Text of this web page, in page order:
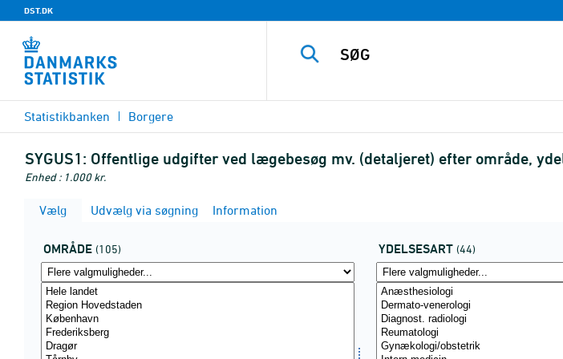
DST.DK
Statistikbanken Borgere
SYGUS1: Offentlige udgifter ved lægebesøg mv. (detaljeret) efter område,
Enhed : 1.000 kr.
Vælg
Udvælg via søgning Information
OMRÅDE (105) YDELSESART (44)